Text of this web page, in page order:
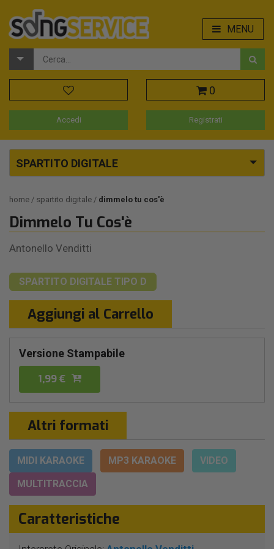
MENU
0
Accedi Registrati
SPARTITO DIGITALE
home spartito digitale dimmelo tu cos'è
Dimmelo Tu Cos'è
Antonello Venditti
SPARTITO DIGITALE TIPO D
Aggiungi al Carrello
Versione Stampabile
1,99 €
Altri formati
MIDI KARAOKE MP3 KARAOKE
VIDEO
MULTITRACCIA
Caratteristiche